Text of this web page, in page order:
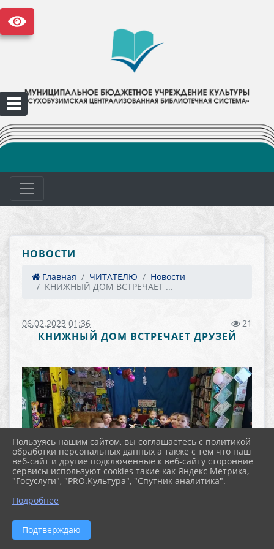
НОВОСТИ
Главная ЧИТАТЕЛЮ
Новости
КНИЖНЫЙ ДОМ ВСТРЕЧАЕТ ...
06.02.2023 01:36 21
КНИЖНЫЙ ДОМ ВСТРЕЧАЕТ ДРУЗЕЙ
В гостях у Кононовской библиотеки
Пользуясь нашим сайтом, вы соглашаетесь с политикой
обработки персональных данных а также с тем что наш
веб-сайт и другие подключенные к веб-сайту сторонние
сервисы используют cookies такие как Яндекс Метрика,
"Госуслуги", "PRO.Культура", "Спутник аналитика".
Подробнее
Подтверждаю